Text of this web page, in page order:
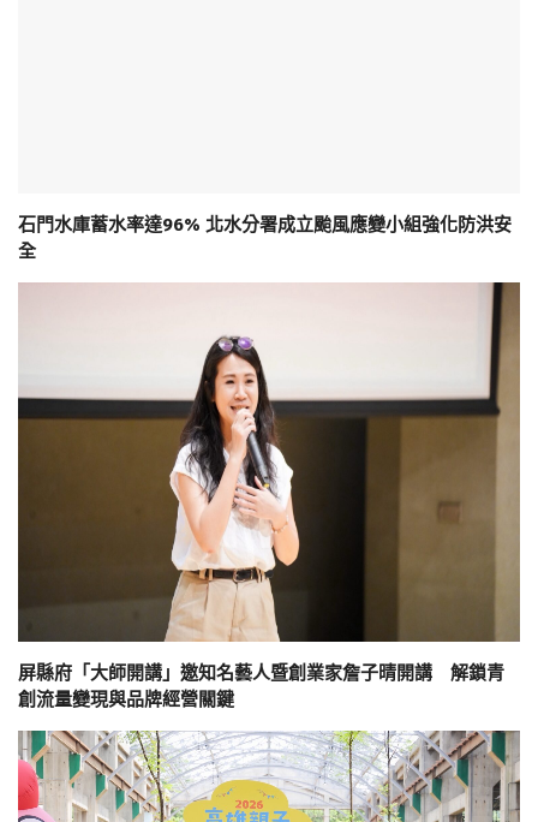
石門水庫蓄水率達96% 北水分署成立颱風應變小組強化防洪安
全
屏縣府「大師開講」邀知名藝人暨創業家詹子晴開講 解鎖青
創流量變現與品牌經營關鍵